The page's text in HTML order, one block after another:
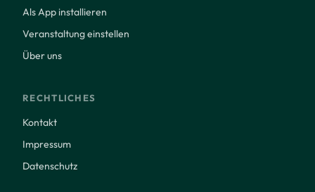
Als App installieren
Veranstaltung einstellen
Über uns
RECHTLICHES
Kontakt
Impressum
Datenschutz